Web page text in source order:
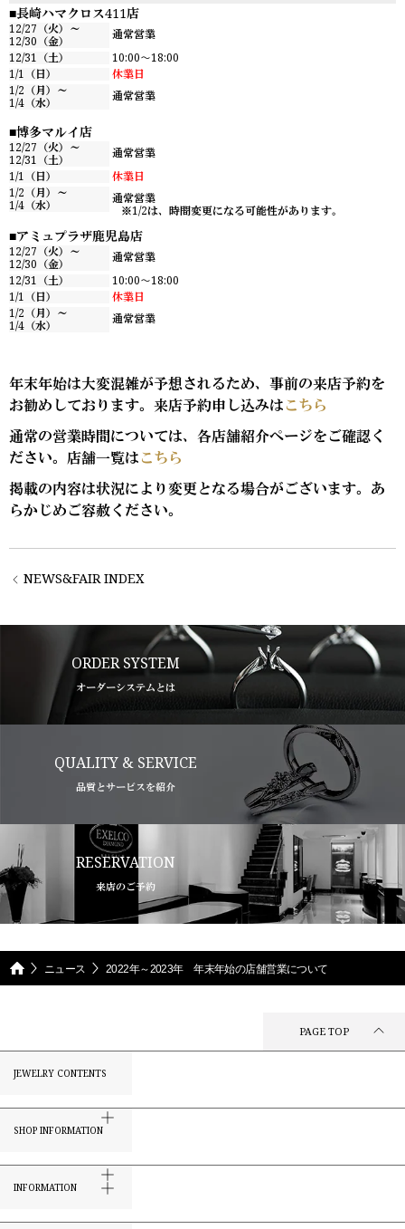
長崎ハマクロス411店
12/27（火）～
12/30（金）
通常営業
12/31（土）
10:00〜18:00
1/1（日）
休業日
1/2（月）～
1/4（水）
通常営業
博多マルイ店
12/27（火）～
12/31（土）
通常営業
1/1（日）
休業日
1/2（月）～
1/4（水）
通常営業
※1/2は、時間変更になる可能性があります。
アミュプラザ鹿児島店
12/27（火）～
12/30（金）
通常営業
12/31（土）
10:00〜18:00
1/1（日）
休業日
1/2（月）～
1/4（水）
通常営業
年末年始は大変混雑が予想されるため、事前の来店予約を
お勧めしております。来店予約申し込みはこちら
通常の営業時間については、各店舗紹介ページをご確認く
ださい。店舗一覧はこちら
掲載の内容は状況により変更となる場合がございます。あ
らかじめご容赦ください。
NEWS&FAIR INDEX
ORDER SYSTEM
オーダーシステムとは
QUALITY & SERVICE
品質とサービスを紹介
RESERVATION
来店のご予約
ニュース 2022年～2023年 年末年始の店舗営業について
PAGE TOP
JEWELRY CONTENTS
SHOP INFORMATION
INFORMATION